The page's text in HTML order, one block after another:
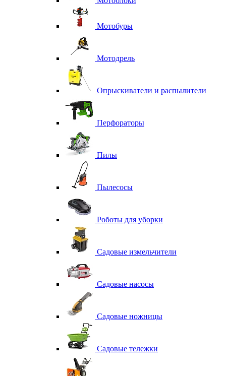
Мотобуры
Мотодрель
Опрыскиватели и распылители
Перфораторы
Пилы
Пылесосы
Роботы для уборки
Садовые измельчители
Садовые насосы
Садовые ножницы
Садовые тележки